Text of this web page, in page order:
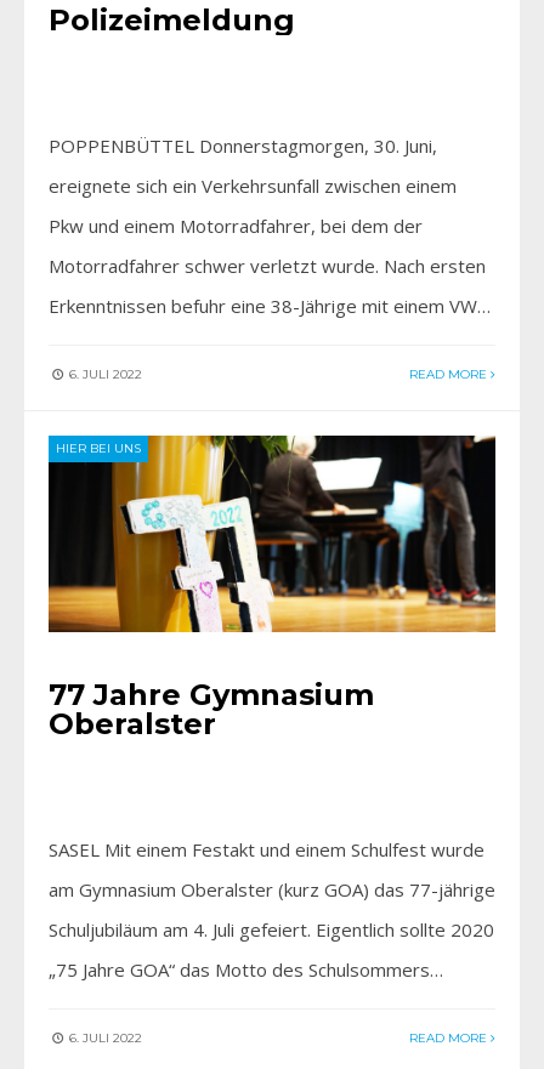
Polizeimeldung
POPPENBÜTTEL Donnerstagmorgen, 30. Juni,
ereignete sich ein Verkehrsunfall zwischen einem
Pkw und einem Motorradfahrer, bei dem der
Motorradfahrer schwer verletzt wurde. Nach ersten
Erkenntnissen befuhr eine 38-Jährige mit einem VW…
6. JULI 2022 READ MORE
HIER BEI UNS
77 Jahre Gymnasium
Oberalster
SASEL Mit einem Festakt und einem Schulfest wurde
am Gymnasium Oberalster (kurz GOA) das 77-jährige
Schuljubiläum am 4. Juli gefeiert. Eigentlich sollte 2020
„75 Jahre GOA“ das Motto des Schulsommers…
6. JULI 2022 READ MORE